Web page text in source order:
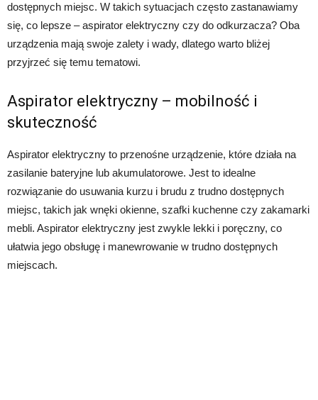
dostępnych miejsc. W takich sytuacjach często zastanawiamy
się, co lepsze – aspirator elektryczny czy do odkurzacza? Oba
urządzenia mają swoje zalety i wady, dlatego warto bliżej
przyjrzeć się temu tematowi.
Aspirator elektryczny – mobilność i
skuteczność
Aspirator elektryczny to przenośne urządzenie, które działa na
zasilanie bateryjne lub akumulatorowe. Jest to idealne
rozwiązanie do usuwania kurzu i brudu z trudno dostępnych
miejsc, takich jak wnęki okienne, szafki kuchenne czy zakamarki
mebli. Aspirator elektryczny jest zwykle lekki i poręczny, co
ułatwia jego obsługę i manewrowanie w trudno dostępnych
miejscach.